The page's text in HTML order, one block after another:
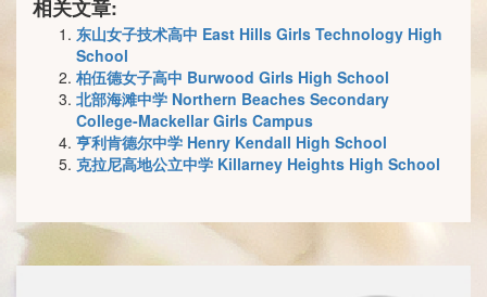
相关文章:
东山女子技术高中 East Hills Girls Technology High
School
柏伍德女子高中 Burwood Girls High School
北部海滩中学 Northern Beaches Secondary
College-Mackellar Girls Campus
亨利肯德尔中学 Henry Kendall High School
克拉尼高地公立中学 Killarney Heights High School